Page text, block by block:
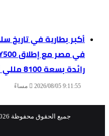
رائدة بسعة 8100 مللي أمبير
2026/08/05 9:11:55 مساءً
جميع الحقوق محفوظة Economy hub EG @ 2024-2026